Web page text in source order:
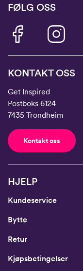
FØLG OSS
KONTAKT OSS
Get Inspired
Postboks 6124
7435 Trondheim
Kontakt oss
HJELP
Kundeservice
Bytte
Retur
Kjøpsbetingelser